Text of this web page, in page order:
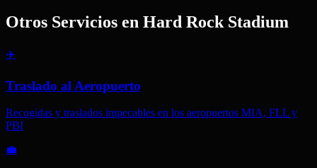
Otros Servicios en Hard Rock Stadium
✈️
Traslado al Aeropuerto
Recogidas y traslados impecables en los aeropuertos MIA, FLL y
PBI
💼